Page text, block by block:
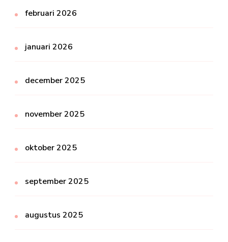
februari 2026
januari 2026
december 2025
november 2025
oktober 2025
september 2025
augustus 2025